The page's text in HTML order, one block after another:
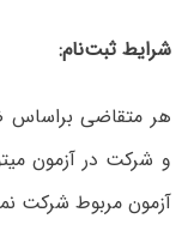
شرایط ثبت‌نام:
هر متقاضی براساس
و شرکت در آزمون
آزمون مربوط شرکت‌